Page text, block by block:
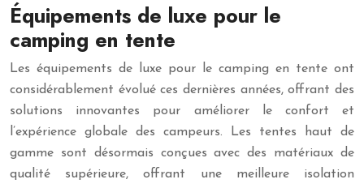
Équipements de luxe pour le
camping en tente
Les équipements de luxe pour le camping en tente ont
considérablement évolué ces dernières années, offrant des
solutions innovantes pour améliorer le confort et
l’expérience globale des campeurs. Les tentes haut de
gamme sont désormais conçues avec des matériaux de
qualité supérieure, offrant une meilleure isolation